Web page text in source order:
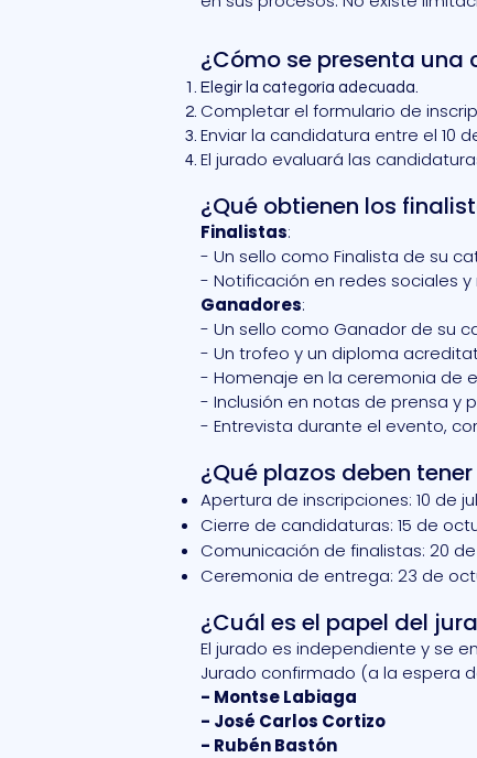
¿Cómo se presenta
Elegir la categoría adecuada.
Completar el formulario de
Enviar la candidatura entre el 10
El jurado evaluará las
¿Qué obtienen los
Finalistas:
- Un sello como Finalista de su
- Notificación en redes sociales
Ganadores:
- Un sello como Ganador de su
- Un trofeo y un diploma
- Homenaje en la ceremonia de
- Inclusión en notas de prensa y
- Entrevista durante el evento,
¿Qué plazos deben
Apertura de inscripciones: 10 de
Cierre de candidaturas: 15 de
Comunicación de finalistas: 20
Ceremonia de entrega: 23 de
¿Cuál es el papel del
El jurado es independiente y se
Jurado confirmado (a la espera
- Montse Labiaga
- José Carlos Cortizo
- Rubén Bastón